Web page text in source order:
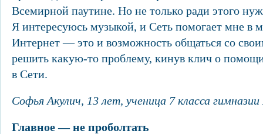
Всемирной паутине. Но не только ради этого
Я интересуюсь музыкой, и Сеть помогает мне в
Интернет — это и возможность общаться со
решить какую-то проблему, кинув клич о
в Сети.
Софья Акулич, 13 лет, ученица 7 класса
Главное — не проболтать